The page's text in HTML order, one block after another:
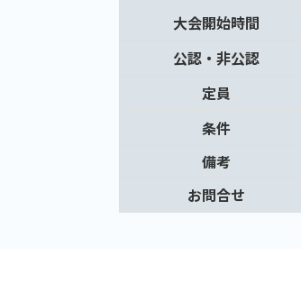
大会開始時間
公認・非公認
定員
条件
備考
お問合せ